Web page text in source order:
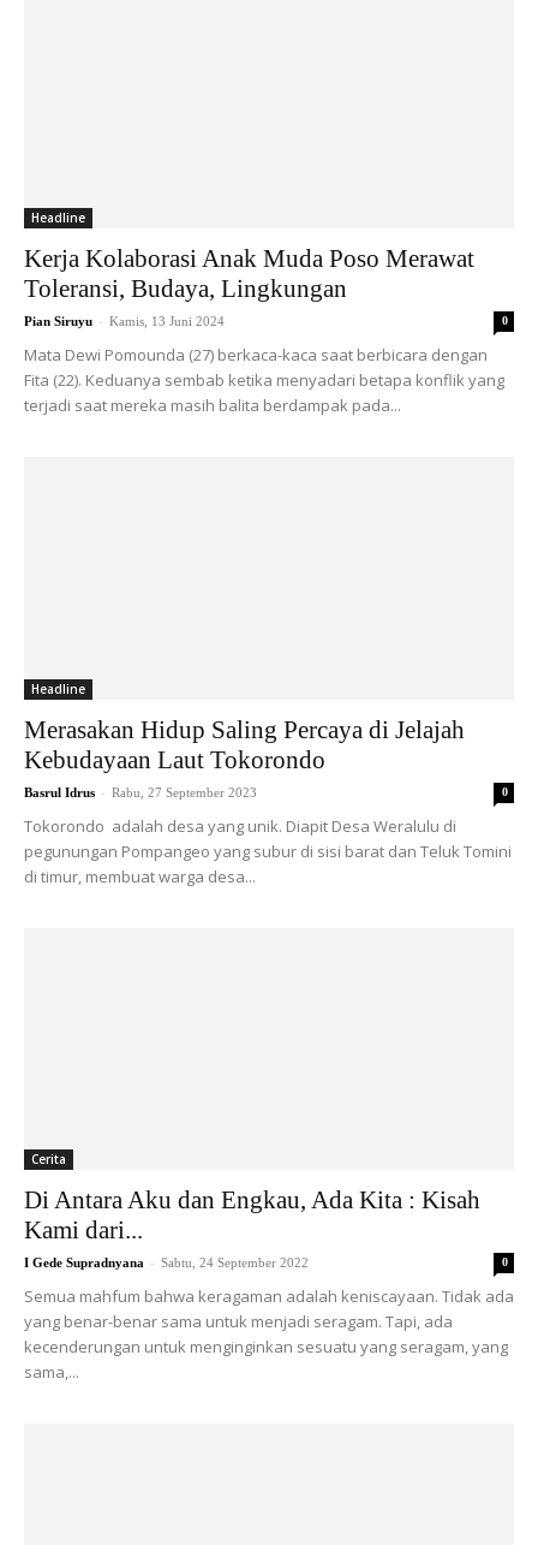
Headline
Kerja Kolaborasi Anak Muda Poso Merawat
Toleransi, Budaya, Lingkungan
Pian Siruyu - Kamis, 13 Juni 2024 0
Mata Dewi Pomounda (27) berkaca-kaca saat berbicara dengan
Fita (22). Keduanya sembab ketika menyadari betapa konflik yang
terjadi saat mereka masih balita berdampak pada...
Headline
Merasakan Hidup Saling Percaya di Jelajah
Kebudayaan Laut Tokorondo
Basrul Idrus - Rabu, 27 September 2023 0
Tokorondo adalah desa yang unik. Diapit Desa Weralulu di
pegunungan Pompangeo yang subur di sisi barat dan Teluk Tomini
di timur, membuat warga desa...
Cerita
Di Antara Aku dan Engkau, Ada Kita : Kisah
Kami dari...
I Gede Supradnyana - Sabtu, 24 September 2022 0
Semua mahfum bahwa keragaman adalah keniscayaan. Tidak ada
yang benar-benar sama untuk menjadi seragam. Tapi, ada
kecenderungan untuk menginginkan sesuatu yang seragam, yang
sama,...